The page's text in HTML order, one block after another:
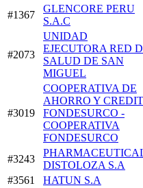
#1367
GLENCORE PERU
S.A.C
#2073
UNIDAD
EJECUTORA RED
SALUD DE SAN
MIGUEL
#3019
COOPERATIVA DE
AHORRO Y
FONDESURCO -
COOPERATIVA
FONDESURCO
#3243
DISTOLOZA S.A
#3561
HATUN S.A